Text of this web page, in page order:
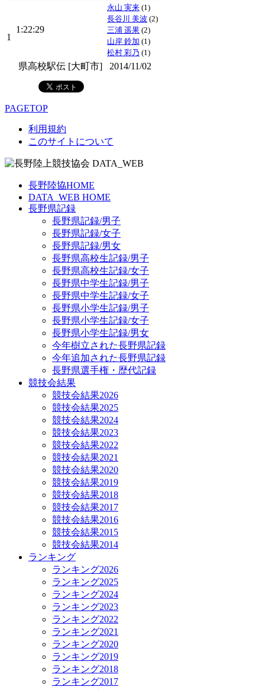
1
1:22:29
永山 実来 (1)
長谷川 美波 (2)
三浦 遥果 (2)
山岸 鈴加 (1)
松村 彩乃 (1)
県高校駅伝 [大町市] 2014/11/02
PAGETOP
利用規約
このサイトについて
長野陸協HOME
DATA_WEB HOME
長野県記録
長野県記録/男子
長野県記録/女子
長野県記録/男女
長野県高校生記録/男子
長野県高校生記録/女子
長野県中学生記録/男子
長野県中学生記録/女子
長野県小学生記録/男子
長野県小学生記録/女子
長野県小学生記録/男女
今年樹立された長野県記録
今年追加された長野県記録
長野県選手権・歴代記録
競技会結果
競技会結果2026
競技会結果2025
競技会結果2024
競技会結果2023
競技会結果2022
競技会結果2021
競技会結果2020
競技会結果2019
競技会結果2018
競技会結果2017
競技会結果2016
競技会結果2015
競技会結果2014
ランキング
ランキング2026
ランキング2025
ランキング2024
ランキング2023
ランキング2022
ランキング2021
ランキング2020
ランキング2019
ランキング2018
ランキング2017